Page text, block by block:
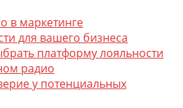
в маркетинге
для вашего бизнеса
платформу лояльности
радио
у потенциальных